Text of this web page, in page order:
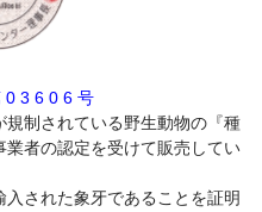
3 6 0 6 号
制されている野生動物の『種
者の認定を受けて販売してい
された象牙であることを証明